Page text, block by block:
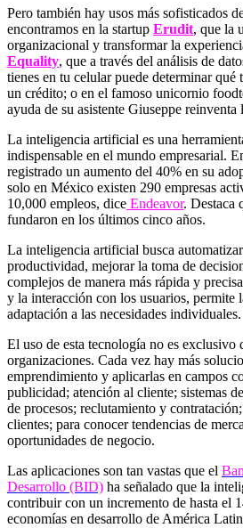
Pero también hay usos más sofisticados
encontramos en la startup Erudit, que la
organizacional y transformar la
Equality, que a través del análisis de
tienes en tu celular puede determinar qué
un crédito; o en el famoso unicornio
ayuda de su asistente Giuseppe reinventa
La inteligencia artificial es una
indispensable en el mundo empresarial.
registrado un aumento del 40% en su
solo en México existen 290 empresas
10,000 empleos, dice Endeavor. Destaca
fundaron en los últimos cinco años.
La inteligencia artificial busca
productividad, mejorar la toma de
complejos de manera más rápida y
y la interacción con los usuarios, permite
adaptación a las necesidades individuales.
El uso de esta tecnología no es exclusivo
organizaciones. Cada vez hay más
emprendimiento y aplicarlas en campos
publicidad; atención al cliente; sistemas
de procesos; reclutamiento y
clientes; para conocer tendencias de
oportunidades de negocio.
Las aplicaciones son tan vastas que el
Desarrollo (BID) ha señalado que la
contribuir con un incremento de hasta el
economías en desarrollo de América